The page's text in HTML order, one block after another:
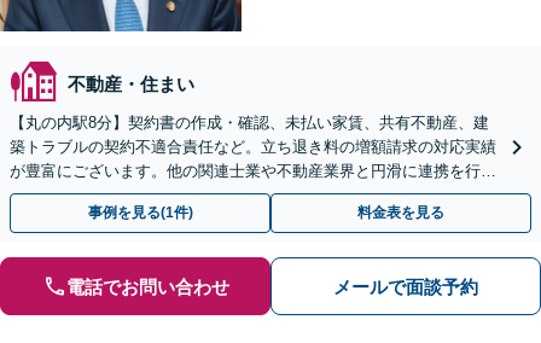
不動産・住まい
【丸の内駅8分】契約書の作成・確認、未払い家賃、共有不動産、建
築トラブルの契約不適合責任など。立ち退き料の増額請求の対応実績
が豊富にございます。他の関連士業や不動産業界と円滑に連携を行
い、正確に手続きを進めてまいります。【初回面談無料】
事例を見る(1件) 料金表を見る
電話でお問い合わせ メールで面談予約